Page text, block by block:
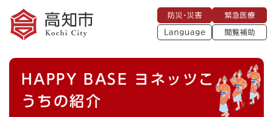
メニューを飛ばして本文へ
災
・
災
急
医
療
L
a
a
g
閲
助
本
HAPPY BASE ヨネッツこ
うちの紹介